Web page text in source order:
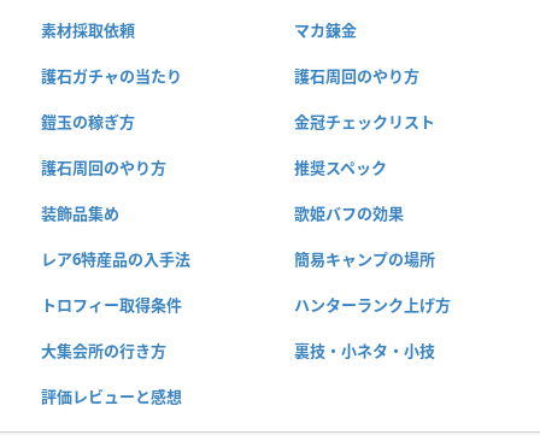
素材採取依頼 マカ錬金
護石ガチャの当たり 護石周回のやり方
鎧玉の稼ぎ方 金冠チェックリスト
護石周回のやり方 推奨スペック
装飾品集め 歌姫バフの効果
レア6特産品の入手法 簡易キャンプの場所
トロフィー取得条件 ハンターランク上げ方
大集会所の行き方 裏技・小ネタ・小技
評価レビューと感想